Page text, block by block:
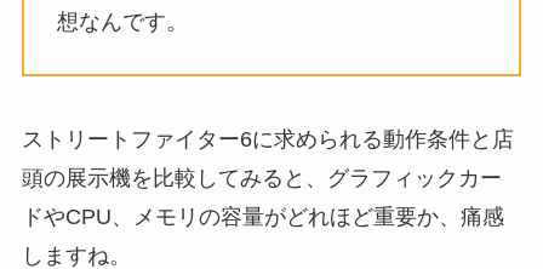
想なんです。
ストリートファイター6に求められる動作条件と店
頭の展示機を比較してみると、グラフィックカー
ドやCPU、メモリの容量がどれほど重要か、痛感
しますね。